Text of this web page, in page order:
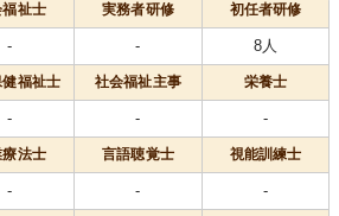
福祉士 実務者研修 初任者研修
- - 8人
福祉士 社会福祉主事 栄養士
- - -
療法士 言語聴覚士 視能訓練士
- - -